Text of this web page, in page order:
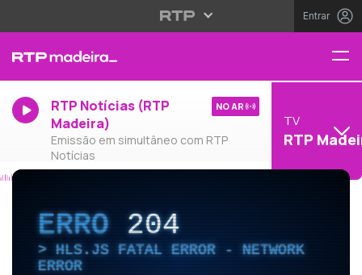
Entrar
RTP Notícias (RTP
Madeira)
Emissão em simultâneo com RTP
Notícias
NO AR
TV
RTP
ERRO204
HLS.JS FATAL ERROR - NETWORK
ERROR